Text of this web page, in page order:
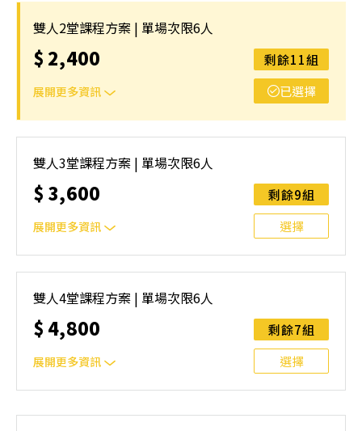
邀請親友一同報名參加，一起精進匹克球基本功！ 如人數
未達開班門檻，或因天候不佳無法如期舉行，POA將視情況
安排延期或併班處理。 ⚠️ 報名完成後，如因天候因素無法
上課，僅提供課程延期選項，恕不退費，請參閱【報名與課
程異動規則】。報名後視為您已同意上述規則。
雙人2堂課程方案 | 單場次限6人
$ 2,400
展開更多資訊
剩餘11組
已選擇
邀請親友一同報名參加，一起精進匹克球基本功！ 如人數
未達開班門檻，或因天候不佳無法如期舉行，POA將視情況
安排延期或併班處理。 ⚠️ 報名完成後，如因天候因素無法
上課，僅提供課程延期選項，恕不退費，請參閱【報名與課
程異動規則】。報名後視為您已同意上述規則。
雙人3堂課程方案 | 單場次限6人
$ 3,600
展開更多資訊
剩餘9組
選擇
邀請親友一同報名參加，一起精進匹克球基本功！ 如人數
未達開班門檻，或因天候不佳無法如期舉行，POA將視情況
安排延期或併班處理。 ⚠️ 報名完成後，如因天候因素無法
上課，僅提供課程延期選項，恕不退費，請參閱【報名與課
程異動規則】。報名後視為您已同意上述規則。
雙人4堂課程方案 | 單場次限6人
$ 4,800
展開更多資訊
剩餘7組
選擇
｜雙人報名方案說明｜本課程採4人開班，6人滿班制。歡迎